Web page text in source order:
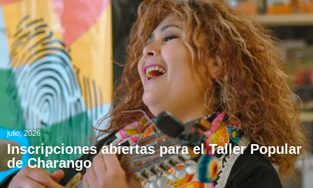
julio, 2026
Inscripciones abiertas para el Taller Popular
de Charango